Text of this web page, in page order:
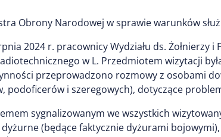
Obrony Narodowej w sprawie warunków
2024 r. pracownicy Wydziału ds.
w L. Przedmiotem wizytacji
przeprowadzono rozmowy z osobami
podoficerów i szeregowych), dotyczące
sygnalizowanym we wszystkich
dyżurne (będące faktycznie dyżurami